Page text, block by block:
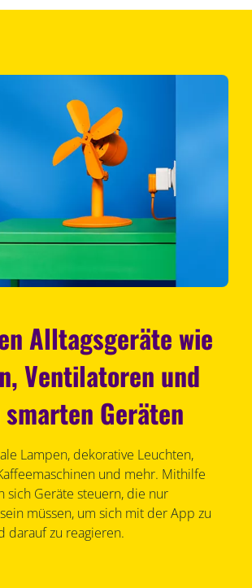
Alltagsgeräte wie
Ventilatoren und
Geräten
Lampen, dekorative Leuchten,
und mehr. Mithilfe
sich Geräte steuern, die nur
müssen, um sich mit der App zu
darauf zu reagieren.